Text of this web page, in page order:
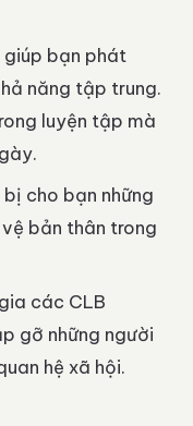
giúp bạn phát
năng tập trung.
luyện tập mà
cho bạn những
bản thân trong
các CLB
gỡ những người
hệ xã hội.